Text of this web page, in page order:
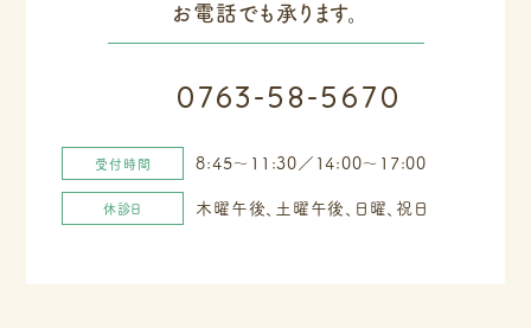
お電話でも承ります。
0763-58-5670
受付時間 8:45～11:30／14:00～17:00
休診日 木曜午後、土曜午後、日曜、祝日